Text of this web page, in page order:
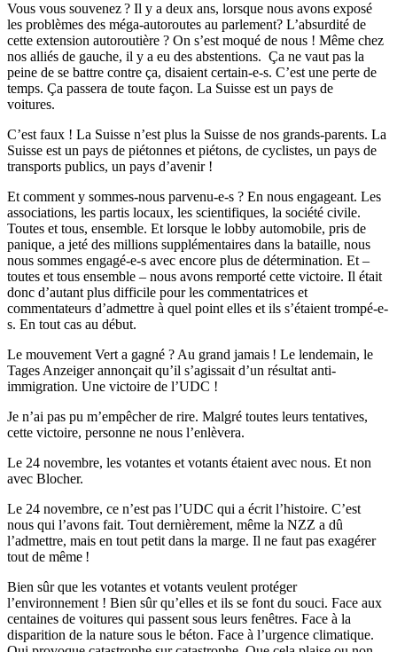
Vous vous souvenez ? Il y a deux ans, lorsque nous avons exposé
les problèmes des méga-autoroutes au parlement? L’absurdité de
cette extension autoroutière ? On s’est moqué de nous ! Même chez
nos alliés de gauche, il y a eu des abstentions. Ça ne vaut pas la
peine de se battre contre ça, disaientcertain-e-s. C’est une perte de
temps. Ça passera de toute façon. La Suisse est un pays de
voitures.
C’est faux ! La Suisse n’est plus la Suisse de nos grands-parents. La
Suisse est un pays de piétonnes et piétons, de cyclistes, un pays de
transports publics, un pays d’avenir !
Et comment y sommes-nous parvenu-e-s ? En nous engageant. Les
associations, les partis locaux, les scientifiques, la société civile.
Toutes et tous, ensemble. Et lorsque le lobby automobile, pris de
panique, a jeté des millions supplémentaires dans la bataille, nous
nous sommes engagé-e-s avec encore plus de détermination. Et –
toutes et tous ensemble – nous avons remporté cette victoire. Il était
donc d’autant plus difficile pour les commentatrices et
commentateurs d’admettre à quel point elles et ils s’étaienttrompé-e-
s. En tout cas au début.
Le mouvement Vert a gagné ? Au grand jamais ! Le lendemain, le
Tages Anzeiger annonçait qu’il s’agissait d’un résultat anti-
immigration. Une victoire de l’UDC !
Je n’ai pas pu m’empêcher de rire. Malgré toutes leurs tentatives,
cette victoire, personne ne nous l’enlèvera.
Le 24 novembre, les votantes et votants étaient avec nous. Et non
avec Blocher.
Le 24 novembre, ce n’est pas l’UDC qui a écrit l’histoire. C’est
nous qui l’avons fait. Tout dernièrement, même la NZZ a dû
l’admettre, mais en tout petit dans la marge. Il ne faut pas exagérer
tout de même !
Bien sûr que les votantes et votants veulent protéger
l’environnement ! Bien sûr qu’elles et ils se font du souci. Face aux
centaines de voitures qui passent sous leurs fenêtres. Face à la
disparition de la nature sous le béton. Face à l’urgence climatique.